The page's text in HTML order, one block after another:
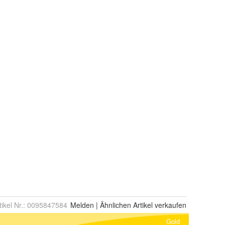
Nr.: 0095847584 Melden | Ähnlichen Artikel verkaufen
Gold